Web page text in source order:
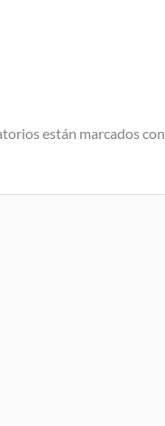
están marcados con